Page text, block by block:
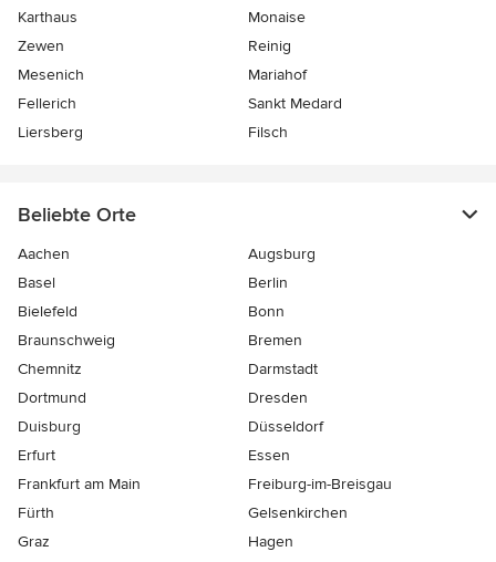
Karthaus
Monaise
Zewen
Reinig
Mesenich
Mariahof
Fellerich
Sankt Medard
Liersberg
Filsch
Beliebte Orte
Aachen
Augsburg
Basel
Berlin
Bielefeld
Bonn
Braunschweig
Bremen
Chemnitz
Darmstadt
Dortmund
Dresden
Duisburg
Düsseldorf
Erfurt
Essen
Frankfurt am Main
Freiburg-im-Breisgau
Fürth
Gelsenkirchen
Graz
Hagen